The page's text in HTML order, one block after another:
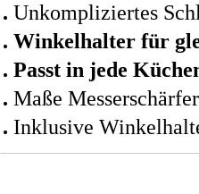
Unkompliziertes
Winkelhalter für
Passt in jede
Maße
Inklusive